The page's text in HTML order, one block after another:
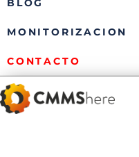
BLOG
MONITORIZACION
CONTACTO